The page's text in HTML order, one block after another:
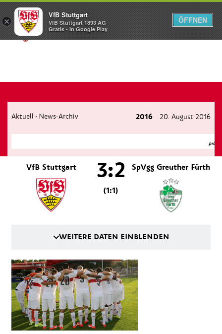
Menü
Aktuell › News-Archiv 2016 20. August 2016
VfB Stuttgart SpVgg Greuther Fürth
3:2
(1:1)
WEITERE DATEN EINBLENDEN
×
VfB Stuttgart
VfB Stuttgart 1893 AG
Gratis - In Google Play
ÖFFNEN